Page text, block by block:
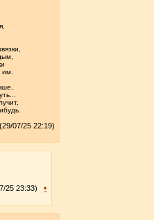
им.
(29/07/25 22:19)
25 23:33) •